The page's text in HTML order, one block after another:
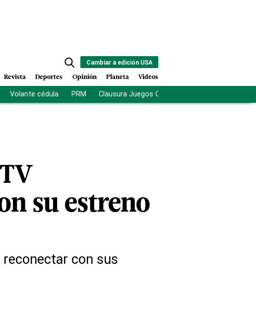
Cambiar a edición USA
Revista Deportes Opinión Planeta Videos
Volante cédula PRM Clausura Juegos Centroamericanos
su estreno
reconectar con sus